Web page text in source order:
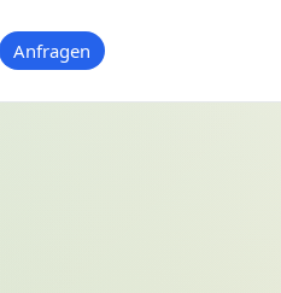
Anfragen